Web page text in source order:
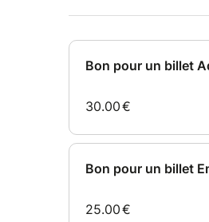
29 et
19 et
10 et
Le
Bon pour un billet
30.00€
Bon pour un billet
25.00€